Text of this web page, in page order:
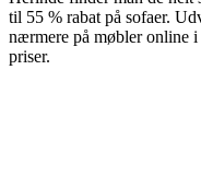
til 55 % rabat på sofaer.
nærmere på møbler online
priser.